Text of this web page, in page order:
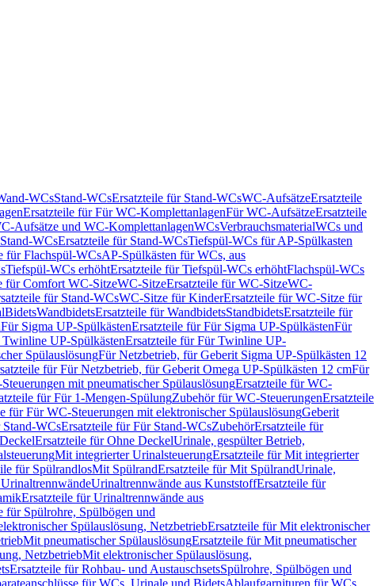
WCsStand-WCsErsatzteile für Stand-WCsWC-AufsätzeErsatzteile
Ersatzteile für Für WC-KomplettanlagenFür WC-AufsätzeErsatzteile
Aufsätze und WC-KomplettanlagenWCsVerbrauchsmaterialWCs und
Stand-WCsErsatzteile für Stand-WCsTiefspül-WCs für AP-Spülkasten
für Flachspül-WCsAP-Spülkästen für WCs, aus
Tiefspül-WCs erhöhtErsatzteile für Tiefspül-WCs erhöhtFlachspül-WCs
für Comfort WC-SitzeWC-SitzeErsatzteile für WC-SitzeWC-
für Stand-WCsWC-Sitze für KinderErsatzteile für WC-Sitze für
BidetsWandbidetsErsatzteile für WandbidetsStandbidetsErsatzteile für
Für Sigma UP-SpülkästenErsatzteile für Für Sigma UP-SpülkästenFür
UP-SpülkästenErsatzteile für Für Twinline UP-
SpülauslösungFür Netzbetrieb, für Geberit Sigma UP-Spülkästen 12
für Für Netzbetrieb, für Geberit Omega UP-Spülkästen 12 cmFür
mit pneumatischer SpülauslösungErsatzteile für WC-
für Für 1-Mengen-SpülungZubehör für WC-SteuerungenErsatzteile
für Für WC-Steuerungen mit elektronischer SpülauslösungGeberit
Stand-WCsErsatzteile für Für Stand-WCsZubehörErsatzteile für
Ersatzteile für Ohne DeckelUrinale, gespülter Betrieb,
Mit integrierter UrinalsteuerungErsatzteile für Mit integrierter
für SpülrandlosMit SpülrandErsatzteile für Mit SpülrandUrinale,
Urinaltrennwände aus KunststoffErsatzteile für
Ersatzteile für Urinaltrennwände aus
für Spülrohre, Spülbögen und
Spülauslösung, NetzbetriebErsatzteile für Mit elektronischer
Mit pneumatischer SpülauslösungErsatzteile für Mit pneumatischer
NetzbetriebMit elektronischer Spülauslösung,
Ersatzteile für Rohbau- und AustauschsetsSpülrohre, Spülbögen und
für WCs, Urinale und BidetsAblaufgarnituren für WCs